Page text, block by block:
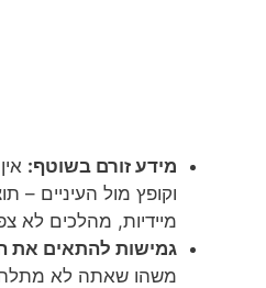
מידע זורם בשוטף:
וקופץ מול העיניים
מיידיות, מהלכים לא
גמישות להתאים את
משהו שאתה לא